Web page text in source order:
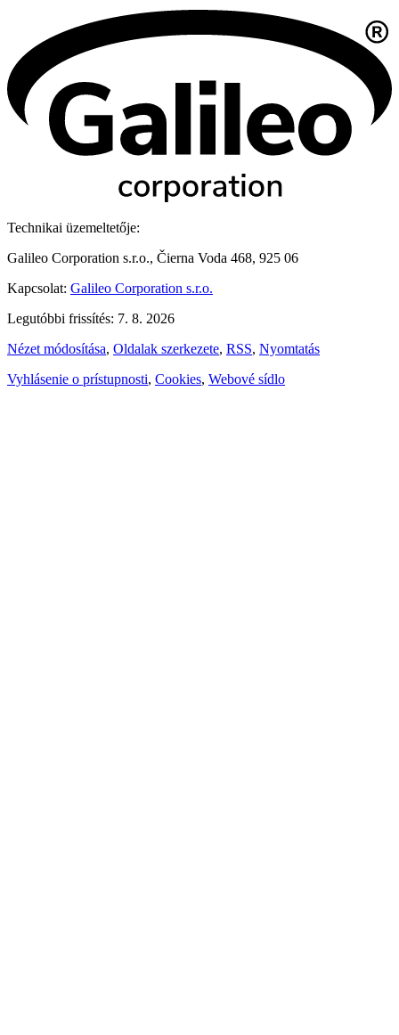
Technikai üzemeltetője:
Galileo Corporation s.r.o., Čierna Voda 468, 925 06
Kapcsolat: Galileo Corporation s.r.o.
Legutóbbi frissítés: 7. 8. 2026
Nézet módosítása, Oldalak szerkezete, RSS, Nyomtatás
Vyhlásenie o prístupnosti, Cookies, Webové sídlo